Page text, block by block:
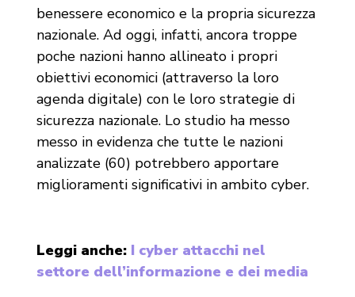
benessere economico e la propria sicurezza
nazionale. Ad oggi, infatti, ancora troppe
poche nazioni hanno allineato i propri
obiettivi economici (attraverso la loro
agenda digitale) con le loro strategie di
sicurezza nazionale. Lo studio ha messo
messo in evidenza che tutte le nazioni
analizzate (60) potrebbero apportare
miglioramenti significativi in ambito cyber.
Leggi anche: I cyber attacchi nel
settore dell’informazione e dei media